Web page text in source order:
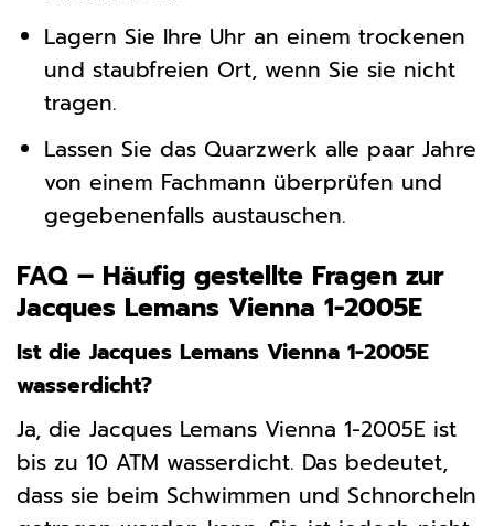
Lagern Sie Ihre Uhr an einem trockenen
und staubfreien Ort, wenn Sie sie nicht
tragen.
Lassen Sie das Quarzwerk alle paar Jahre
von einem Fachmann überprüfen und
gegebenenfalls austauschen.
FAQ – Häufig gestellte Fragen zur
Jacques Lemans Vienna 1-2005E
Ist die Jacques Lemans Vienna 1-2005E
wasserdicht?
Ja, die Jacques Lemans Vienna 1-2005E ist
bis zu 10 ATM wasserdicht. Das bedeutet,
dass sie beim Schwimmen und Schnorcheln